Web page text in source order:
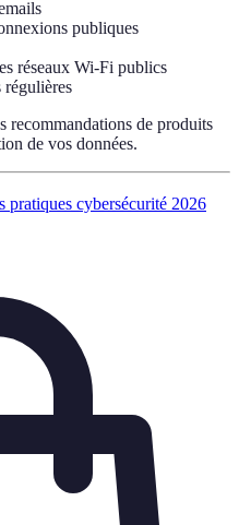
publiques
réseaux Wi-Fi publics
régulières
recommandations de produits
de vos données.
pratiques cybersécurité 2026